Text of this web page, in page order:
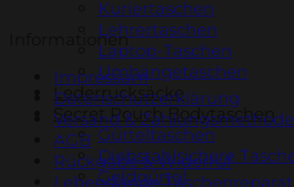
Kuriertaschen
Lehrertaschen
Laptop-Taschen
Umhängetaschen
Lederrucksäcke
Secret Pouch Bodytaschen
Gürteltaschen
Diebstahlsichere
Geldgürtel
Informationen
Impressum
Datenschutzerklärung
Versand &
AGB
Rückgabe & Widerruf
Lebenslange